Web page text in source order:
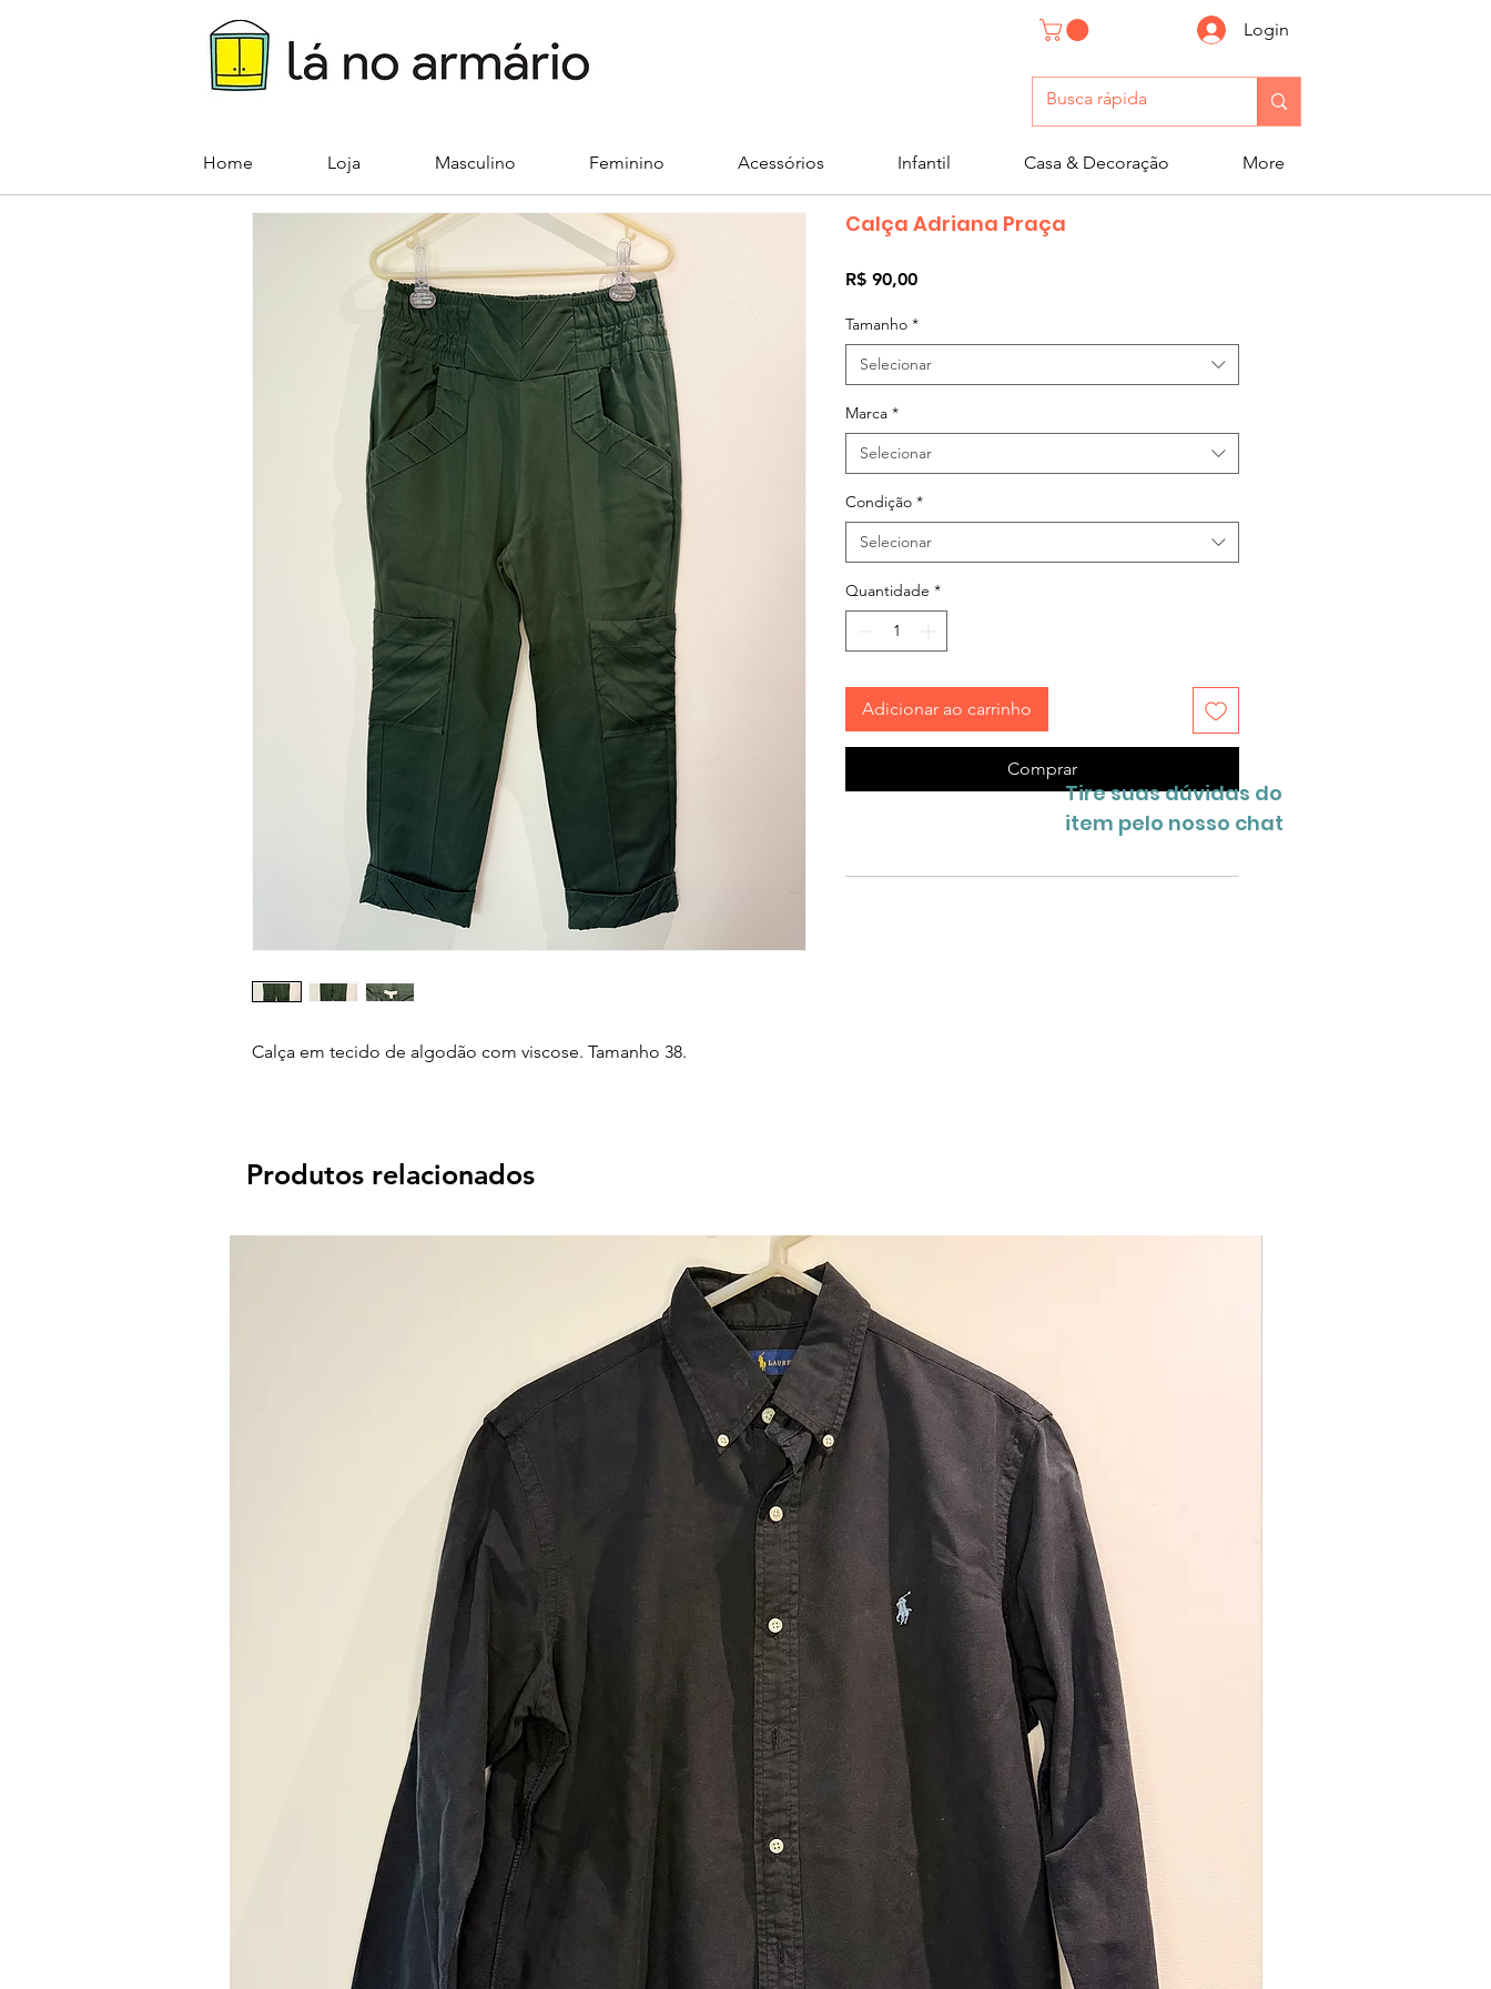
Login
Home Loja Masculino Feminino Acessórios Infantil Casa & Decoração More
Calça em tecido de algodão com viscose. Tamanho 38.
Calça Adriana Praça
R$ 90,00Preço
Tamanho *
Selecionar
Marca *
Selecionar
Condição *
Selecionar
Quantidade *
Adicionar ao carrinho
Comprar
Tire suas dúvidas do
item pelo nosso chat
Produtos relacionados